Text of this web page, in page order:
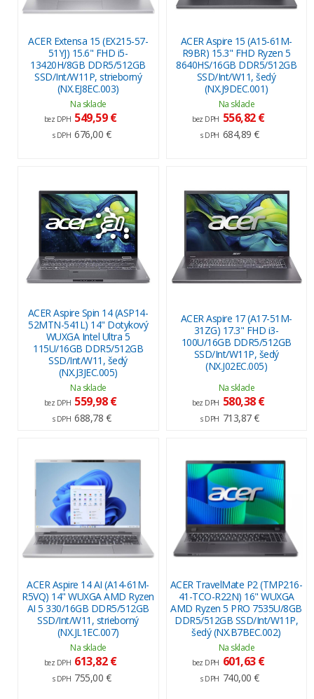
ACER Extensa 15 (EX215-57-
51YJ) 15.6" FHD i5-
13420H/8GB DDR5/512GB
SSD/Int/W11P, strieborný
(NX.EJ8EC.003)
Na sklade
bez DPH 549,59 €
s DPH 676,00 €
ACER Aspire 15 (A15-61M-
R9BR) 15.3" FHD Ryzen 5
8640HS/16GB DDR5/512GB
SSD/Int/W11, šedý
(NX.J9DEC.001)
Na sklade
bez DPH 556,82 €
s DPH 684,89 €
ACER Aspire Spin 14 (ASP14-
52MTN-541L) 14" Dotykový
WUXGA Intel Ultra 5
115U/16GB DDR5/512GB
SSD/Int/W11, šedý
(NX.J3JEC.005)
Na sklade
bez DPH 559,98 €
s DPH 688,78 €
ACER Aspire 17 (A17-51M-
31ZG) 17.3" FHD i3-
100U/16GB DDR5/512GB
SSD/Int/W11P, šedý
(NX.J02EC.005)
Na sklade
bez DPH 580,38 €
s DPH 713,87 €
ACER Aspire 14 AI (A14-61M-
R5VQ) 14" WUXGA AMD Ryzen
AI 5 330/16GB DDR5/512GB
SSD/Int/W11, strieborný
(NX.JL1EC.007)
Na sklade
bez DPH 613,82 €
s DPH 755,00 €
ACER TravelMate P2 (TMP216-
41-TCO-R22N) 16" WUXGA
AMD Ryzen 5 PRO 7535U/8GB
DDR5/512GB SSD/Int/W11P,
šedý (NX.B7BEC.002)
Na sklade
bez DPH 601,63 €
s DPH 740,00 €